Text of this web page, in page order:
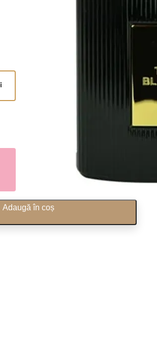
402 -
Adaugă în coș